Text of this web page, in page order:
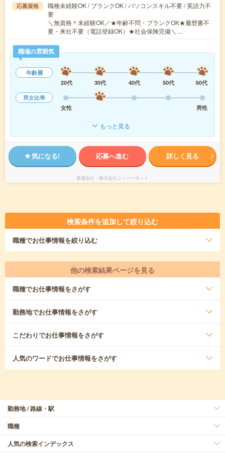
応募資格
職種未経験OK / ブランクOK / パソコンスキル不要 / 英語力不
要
＼無資格＊未経験OK／★年齢不問・ブランクOK★履歴書不
要・来社不要（電話登録OK）★社会保険完備＼…
職場の雰囲気
年齢層
20代
30代 40代 50代
60代
男女比率
女性
男性
もっと見る
気になる! 応募へ進む 詳しく見る
派遣会社 株式会社ニッソーネット
検索条件を追加して絞り込む
職種でお仕事情報を絞り込む
他の検索結果ページを見る
職種でお仕事情報をさがす
勤務地でお仕事情報をさがす
こだわりでお仕事情報をさがす
人気のワードでお仕事情報をさがす
勤務地 / 路線・駅
職種
人気の検索インデックス